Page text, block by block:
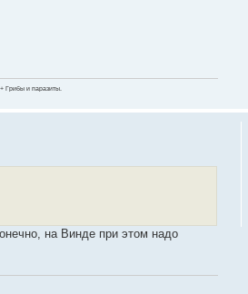
Грибы и паразиты.
на Винде при этом надо